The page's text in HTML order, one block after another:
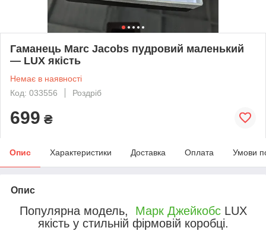
Гаманець Marc Jacobs пудровий маленький
— LUX якість
Немає в наявності
Код: 033556
Роздріб
699 ₴
Опис Характеристики Доставка Оплата Умови
Опис
Популярна модель, Марк ДжейкобсLUX
якість у стильній фірмовій коробці.